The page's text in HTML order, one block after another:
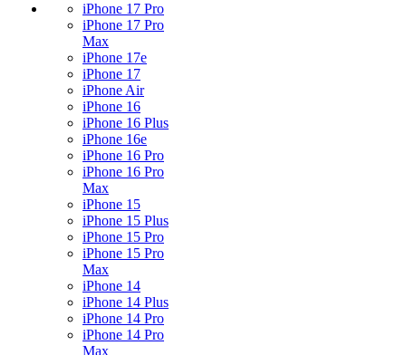
iPhone 17 Pro
iPhone 17 Pro
Max
iPhone 17e
iPhone 17
iPhone Air
iPhone 16
iPhone 16 Plus
iPhone 16e
iPhone 16 Pro
iPhone 16 Pro
Max
iPhone 15
iPhone 15 Plus
iPhone 15 Pro
iPhone 15 Pro
Max
iPhone 14
iPhone 14 Plus
iPhone 14 Pro
iPhone 14 Pro
Max